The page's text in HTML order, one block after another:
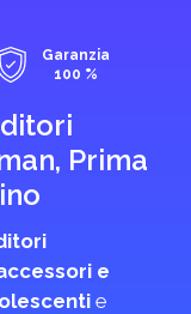
Garanzia
100 %
Prima
e
e